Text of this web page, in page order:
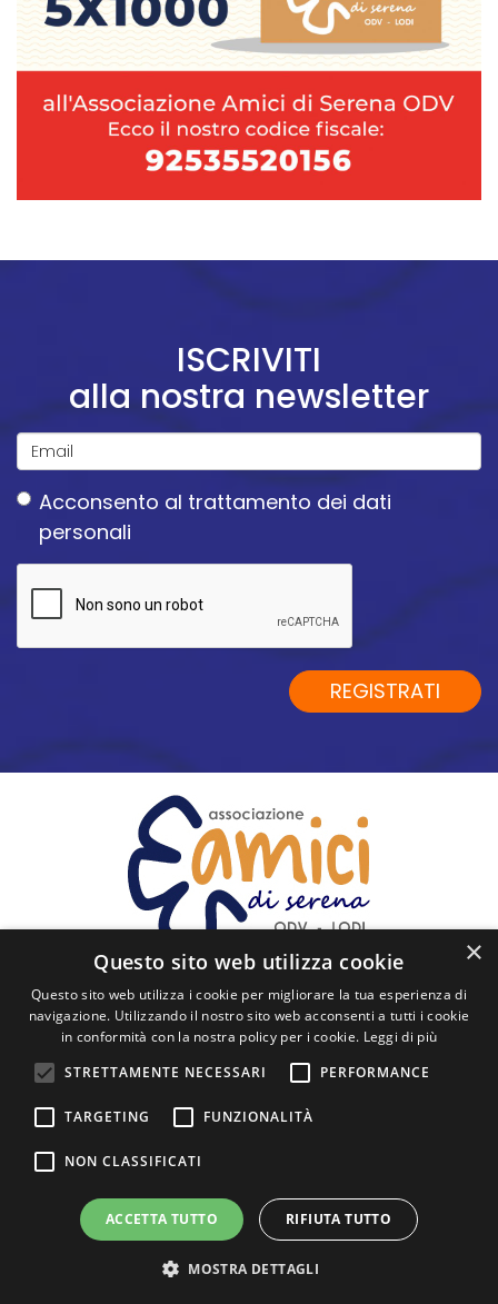
ISCRIVITI
alla nostra newsletter
*
Acconsento al trattamento dei dati
personali
Acconsento
trattamento
dei
dati
personali
REGISTRATI
SEGUICI
Via Cavour, 60 - 26900 Lodi
posta@amicidiserena.it
Powered by Weblitz
×
Questo sito web utilizza cookie
Questo sito web utilizza i cookie per migliorare la tua esperienza di
navigazione. Utilizzando il nostro sito web acconsenti a tutti i cookie
in conformità con la nostra policy per i cookie. Leggi di più
STRETTAMENTE NECESSARI
PERFORMANCE
TARGETING FUNZIONALITÀ
NON CLASSIFICATI
ACCETTA TUTTO RIFIUTA TUTTO
MOSTRA DETTAGLI